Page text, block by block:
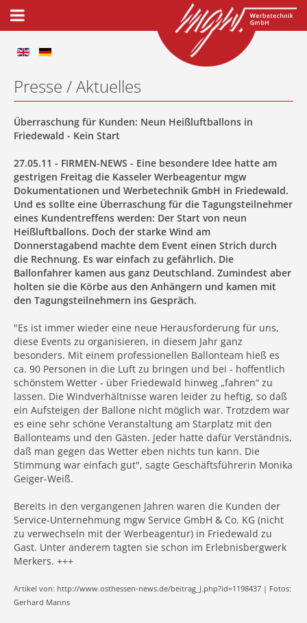
Presse / Aktuelles
Überraschung für Kunden: Neun Heißluftballons in
Friedewald - Kein Start
27.05.11 - FIRMEN-NEWS - Eine besondere Idee hatte am
gestrigen Freitag die Kasseler Werbeagentur mgw
Dokumentationen und Werbetechnik GmbH in Friedewald.
Und es sollte eine Überraschung für die Tagungsteilnehmer
eines Kundentreffens werden: Der Start von neun
Heißluftballons. Doch der starke Wind am
Donnerstagabend machte dem Event einen Strich durch
die Rechnung. Es war einfach zu gefährlich. Die
Ballonfahrer kamen aus ganz Deutschland. Zumindest aber
holten sie die Körbe aus den Anhängern und kamen mit
den Tagungsteilnehmern ins Gespräch.
"Es ist immer wieder eine neue Herausforderung für uns,
diese Events zu organisieren, in diesem Jahr ganz
besonders. Mit einem professionellen Ballonteam hieß es
ca. 90 Personen in die Luft zu bringen und bei - hoffentlich
schönstem Wetter - über Friedewald hinweg „fahren“ zu
lassen. Die Windverhältnisse waren leider zu heftig, so daß
ein Aufsteigen der Ballone nicht möglich war. Trotzdem war
es eine sehr schöne Veranstaltung am Starplatz mit den
Ballonteams und den Gästen. Jeder hatte dafür Verständnis,
daß man gegen das Wetter eben nichts tun kann. Die
Stimmung war einfach gut", sagte Geschäftsführerin Monika
Geiger-Weiß.
Bereits in den vergangenen Jahren waren die Kunden der
Service-Unternehmung mgw Service GmbH & Co. KG (nicht
zu verwechseln mit der Werbeagentur) in Friedewald zu
Gast. Unter anderem tagten sie schon im Erlebnisbergwerk
Merkers. +++
Artikel von: http://www.osthessen-news.de/beitrag_J.php?id=1198437 | Fotos:
Gerhard Manns